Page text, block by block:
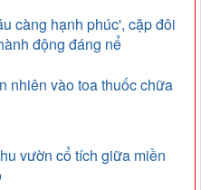
càng hạnh phúc', cặp đôi
động đáng nể
nhiên vào toa thuốc chữa
vườn cổ tích giữa miền